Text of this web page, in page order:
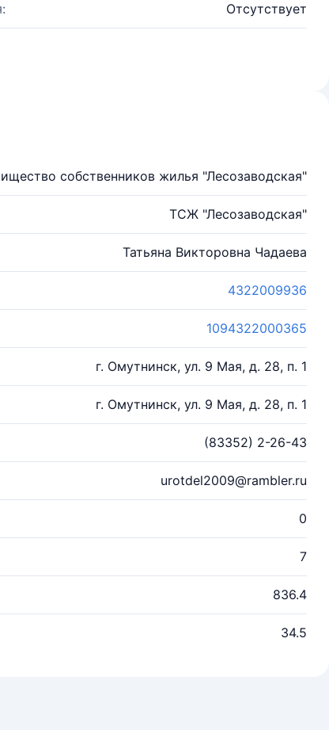
Отсутствует
собственников жилья "Лесозаводская"
ТСЖ "Лесозаводская"
Татьяна Викторовна Чадаева
4322009936
1094322000365
г. Омутнинск, ул. 9 Мая, д. 28, п. 1
г. Омутнинск, ул. 9 Мая, д. 28, п. 1
(83352) 2-26-43
urotdel2009@rambler.ru
0
7
836.4
34.5